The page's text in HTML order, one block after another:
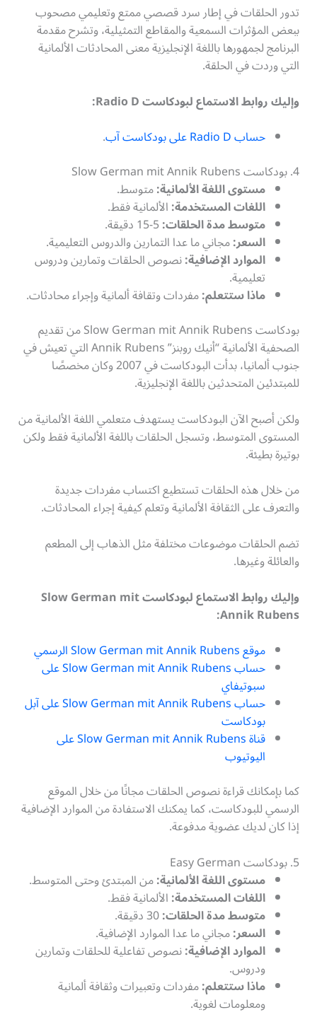
تدور الحلقات في إطار سرد قصصي ممتع وتعليمي مصحوب
ببعض المؤثرات السمعية والمقاطع التمثيلية، وتشرح مقدمة
البرنامج لجمهورها باللغة الإنجليزية معنى المحادثات الألمانية
التي وردت في الحلقة.
وإليك روابط الاستماع لبودكاست Radio D:
حساب Radio D على بودكاست آب
.
4. بودكاست Slow German mit Annik Rubens
مستوى اللغة الألمانية:متوسط.
اللغات المستخدمة:الألمانية فقط.
متوسط مدة الحلقات:
السعر:مجاني ما عدا التمارين والدروس التعليمية.
الموارد الإضافية:نصوص الحلقات وتمارين ودروس
تعليمية.
ماذا ستتعلم:مفردات وتقافة ألمانية وإجراء محادثات.
بودكاست Slow German mit Annik Rubens من تقديم
الصحفية الألمانية “أنيك روبنز” Annik Rubens التي تعيش في
جنوب ألمانيا، بدأت البودكاست في 2007 وكان مخصصًا
للمبتدئين المتحدثين باللغة الإنجليزية.
ولكن أصبح الآن البودكاست يستهدف متعلمي اللغة الألمانية من
المستوى المتوسط، وتسجل الحلقات باللغة الألمانية فقط ولكن
بوتيرة بطيئة.
من خلال هذه الحلقات تستطيع اكتساب مفردات جديدة
والتعرف على الثقافة الألمانية وتعلم كيفية إجراء المحادثات.
تضم الحلقات موضوعات مختلفة مثل الذهاب إلى المطعم
والعائلة وغيرها.
وإليك روابط الاستماع لبودكاست Slow German mit
Annik Rubens:
موقع Slow German mit Annik Rubens الرسمي
حساب Slow German mit Annik Rubens على
سبوتيفاي
حساب Slow German mit Annik Rubens على آبل
بودكاست
قناة Slow German mit Annik Rubens على
اليوتيوب
كما بإمكانك قراءة نصوص الحلقات مجانًا من خلال الموقع
الرسمي للبودكاست، كما يمكنك الاستفادة من الموارد الإضافية
إذا كان لديك عضوية مدفوعة.
5. بودكاست Easy German
مستوى اللغة الألمانية:من المبتدئ وحتى المتوسط.
اللغات المستخدمة:الألمانية فقط.
متوسط مدة الحلقات:
السعر:مجاني ما عدا الموارد الإضافية.
الموارد الإضافية:نصوص تفاعلية للحلقات وتمارين
ودروس.
ماذا ستتعلم:مفردات وتعبيرات وثقافة ألمانية
ومعلومات لغوية.